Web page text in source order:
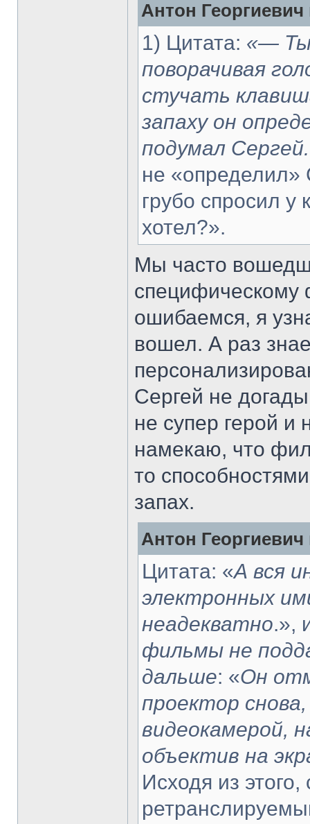
Антон Георгиевич
1) Цитата: «—
поворачивая
стучать
запаху он
подумал Сергей.
не
грубо спросил у
хотел?».
Мы часто
ошибаемся, я
вошел. А раз
Сергей не
не супер герой и
намекаю, что
то
запах.
Антон Георгиевич
Цитата: «А вся
электронных
неадекватно.»,
фильмы не
дальше: «Он
проектор
видеокамерой,
объектив на
Исходя из